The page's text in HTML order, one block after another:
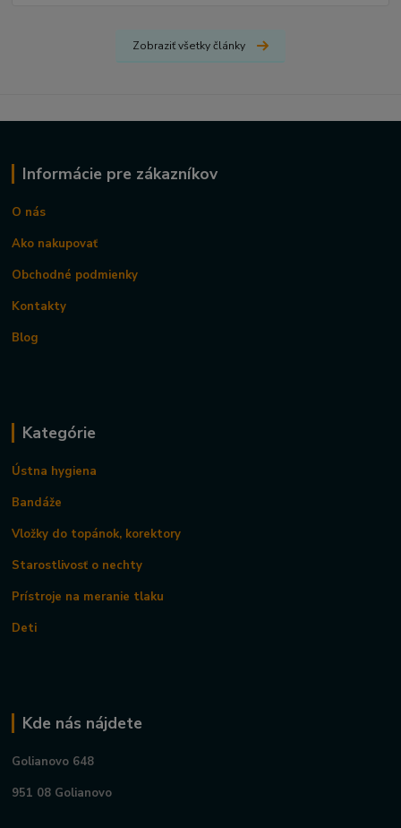
Zobraziť všetky články
Informácie pre zákazníkov
O nás
Ako nakupovať
Obchodné podmienky
Kontakty
Blog
Kategórie
Ústna hygiena
Bandáže
Vložky do topánok, korektory
Starostlivosť o nechty
Prístroje na meranie tlaku
Deti
Kde nás nájdete
Golianovo 648
951 08 Golianovo